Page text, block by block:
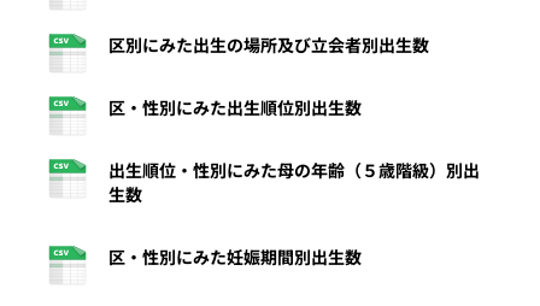
区別にみた出生の場所及び立会者別出生数
区・性別にみた出生順位別出生数
出生順位・性別にみた母の年齢（５歳階級）別出
生数
区・性別にみた妊娠期間別出生数